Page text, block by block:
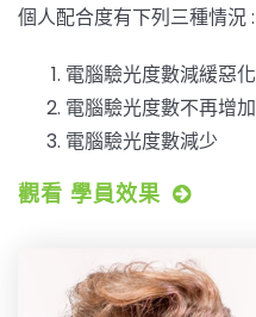
個人配合度有下列三種情況 :
電腦驗光度數減緩惡化
電腦驗光度數不再增加
電腦驗光度數減少
觀看 學員效果